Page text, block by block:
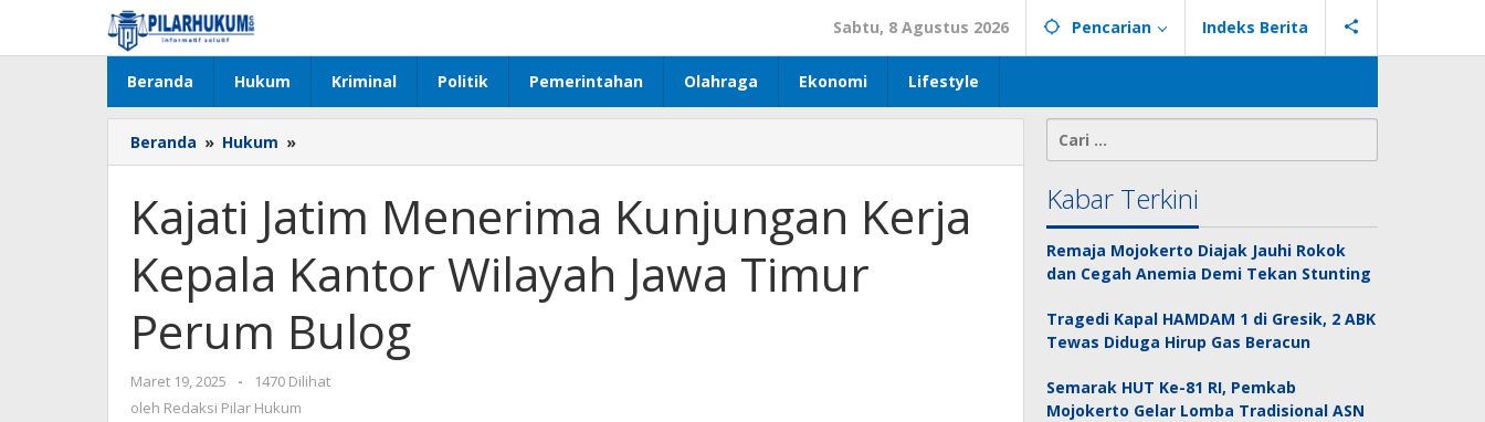
konten
Sabtu, 8 Agustus 2026 Pencarian Indeks Berita
Beranda Hukum Kriminal Politik Pemerintahan Olahraga Ekonomi Lifestyle
Beranda » Hukum »
Jatim
Kunjungan
Kerja
Kepala
Kantor
Jawa
Timur
Perum
Kajati Jatim Menerima Kunjungan Kerja
Kepala Kantor Wilayah Jawa Timur
Perum Bulog
Maret 19, 2025
oleh
Redaksi
-
1470 Dilihat
oleh Redaksi Pilar Hukum
Cari
untuk:
Kabar Terkini
Remaja Mojokerto Diajak Jauhi Rokok
dan Cegah Anemia Demi Tekan Stunting
Tragedi Kapal HAMDAM 1 di Gresik, 2 ABK
Tewas Diduga Hirup Gas Beracun
Semarak HUT Ke-81 RI, Pemkab
Mojokerto Gelar Lomba Tradisional ASN